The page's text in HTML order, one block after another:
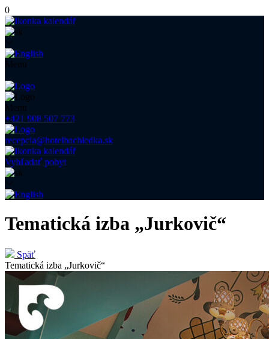
0
Menu
Menu
+421 908 507 773
recepcia@hotelbachledka.sk
Vyhľadať pobyt
Tematická izba „Jurkovič“
Späť
Tematická izba „Jurkovič“